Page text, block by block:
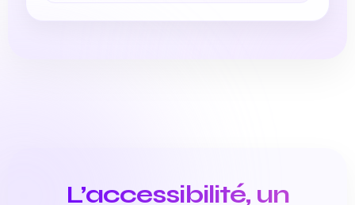
L’accessibilité, un